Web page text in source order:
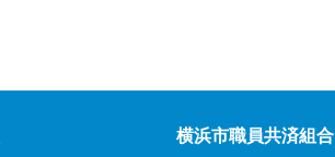
横浜市職員共済組合